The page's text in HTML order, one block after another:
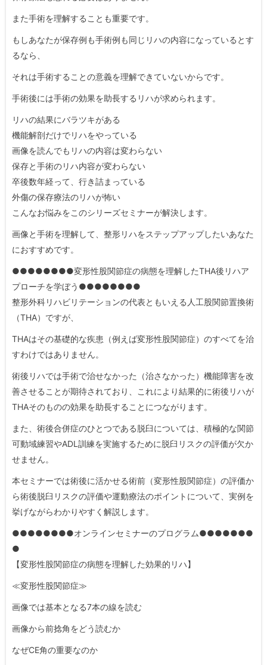
また手術を理解することも重要です。
もしあなたが保存例も手術例も同じリハの内容になっているとす
るなら、
それは手術することの意義を理解できていないからです。
手術後には手術の効果を助長するリハが求められます。
リハの結果にバラツキがある
機能解剖だけでリハをやっている
画像を読んでもリハの内容は変わらない
保存と手術のリハ内容が変わらない
卒後数年経って、行き詰まっている
外傷の保存療法のリハが怖い
こんなお悩みをこのシリーズセミナーが解決します。
画像と手術を理解して、整形リハをステップアップしたいあなた
におすすめです。
●●●●●●●●変形性股関節症の病態を理解したTHA後リハア
プローチを学ぼう●●●●●●●●
整形外科リハビリテーションの代表ともいえる人工股関節置換術
（THA）ですが、
THAはその基礎的な疾患（例えば変形性股関節症）のすべてを治
すわけではありません。
術後リハでは手術で治せなかった（治さなかった）機能障害を改
善させることが期待されており、これにより結果的に術後リハが
THAそのものの効果を助長することにつながります。
また、術後合併症のひとつである脱臼については、積極的な関節
可動域練習やADL訓練を実施するために脱臼リスクの評価が欠か
せません。
本セミナーでは術後に活かせる術前（変形性股関節症）の評価か
ら術後脱臼リスクの評価や運動療法のポイントについて、実例を
挙げながらわかりやすく解説します。
●●●●●●●●オンラインセミナーのプログラム●●●●●●●
●
【変形性股関節症の病態を理解した効果的リハ】
≪変形性股関節症≫
画像では基本となる7本の線を読む
画像から前捻角をどう読むか
なぜCE角の重要なのか